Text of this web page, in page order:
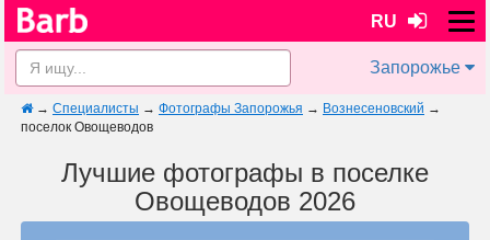
RU
Запорожье
→ Специалисты → Фотографы Запорожья → Вознесеновский →
поселок Овощеводов
Лучшие фотографы в поселке
Овощеводов 2026